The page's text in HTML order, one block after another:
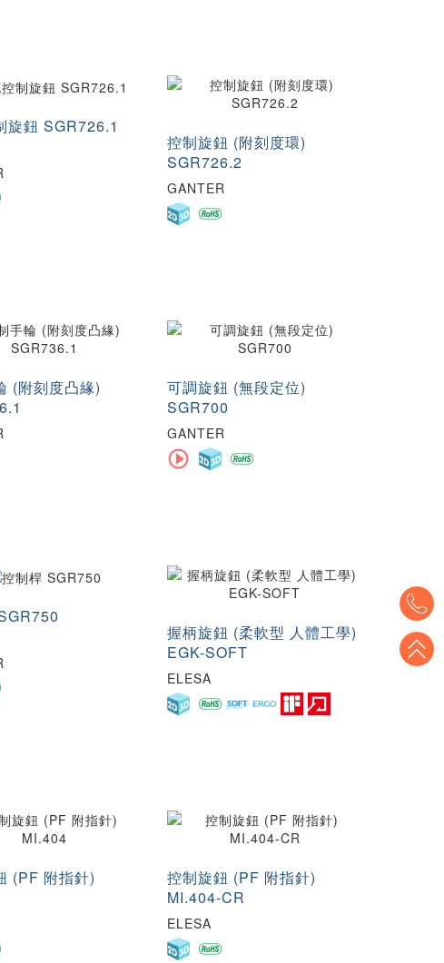
旋鈕 SGR726.1
控制旋鈕 (附刻度環)
SGR726.2
GANTER
(附刻度凸緣)
可調旋鈕 (無段定位)
SGR700
GANTER
握柄旋鈕 (柔軟型 人體工學)
EGK-SOFT
ELESA
(PF 附指針)
控制旋鈕 (PF 附指針)
MI.404-CR
ELESA